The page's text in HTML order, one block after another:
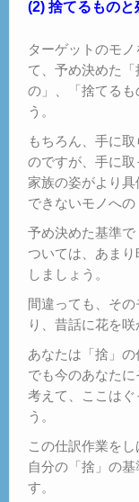
(2) 捨てるもの
ターゲットのモ
て、予め決めた
の」、「捨てる
う。
もちろん、手に
のですが、手に
家族の姿がより
できないモノへの
予め決めた基準
ついては、あま
しましょう。
間違っても、そ
り、昔話に花を
あなたは「捨」
でも今のあなた
考えて、ここは
う。
この仕訳作業を
自分の「捨」の
す。